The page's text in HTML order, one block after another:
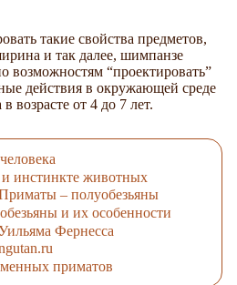
такие свойства предметов,
и так далее, шимпанзе
возможностям “проектировать”
действия в окружающей среде
возрасте от 4 до 7 лет.
инстинкте животных
– полуобезьяны
и их особенности
Фернесса
приматов